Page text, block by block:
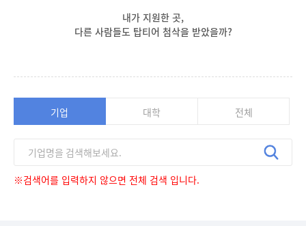
내가 지원한 곳,
다른 사람들도 탑티어 첨삭을 받았을까?
기업 대학 전체
※검색어를 입력하지 않으면 전체 검색 입니다.